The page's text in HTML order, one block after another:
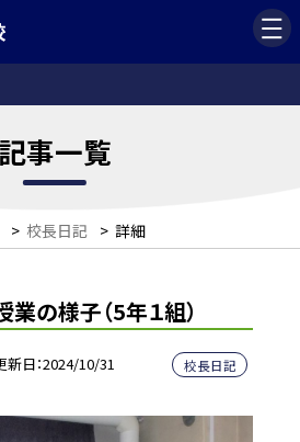
記事一覧
> 校長日記 > 詳細
の様子（5年１組）
新日 2024/10/31 校長日記